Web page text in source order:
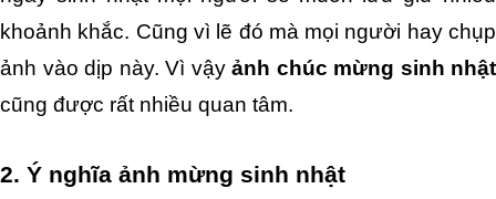
khoảnh khắc. Cũng vì lẽ đó mà mọi người hay chụp
ảnh vào dịp này. Vì vậy ảnh chúc mừng sinh nhật
cũng được rất nhiều quan tâm.
2. Ý nghĩa ảnh mừng sinh nhật